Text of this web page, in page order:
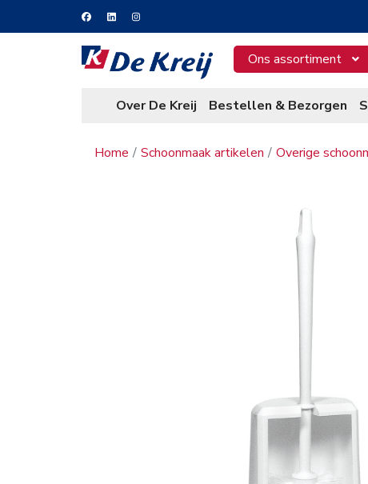
Ons assortiment
Over De Kreij Bestellen & Bezorgen
Home Schoonmaak artikelen Overige